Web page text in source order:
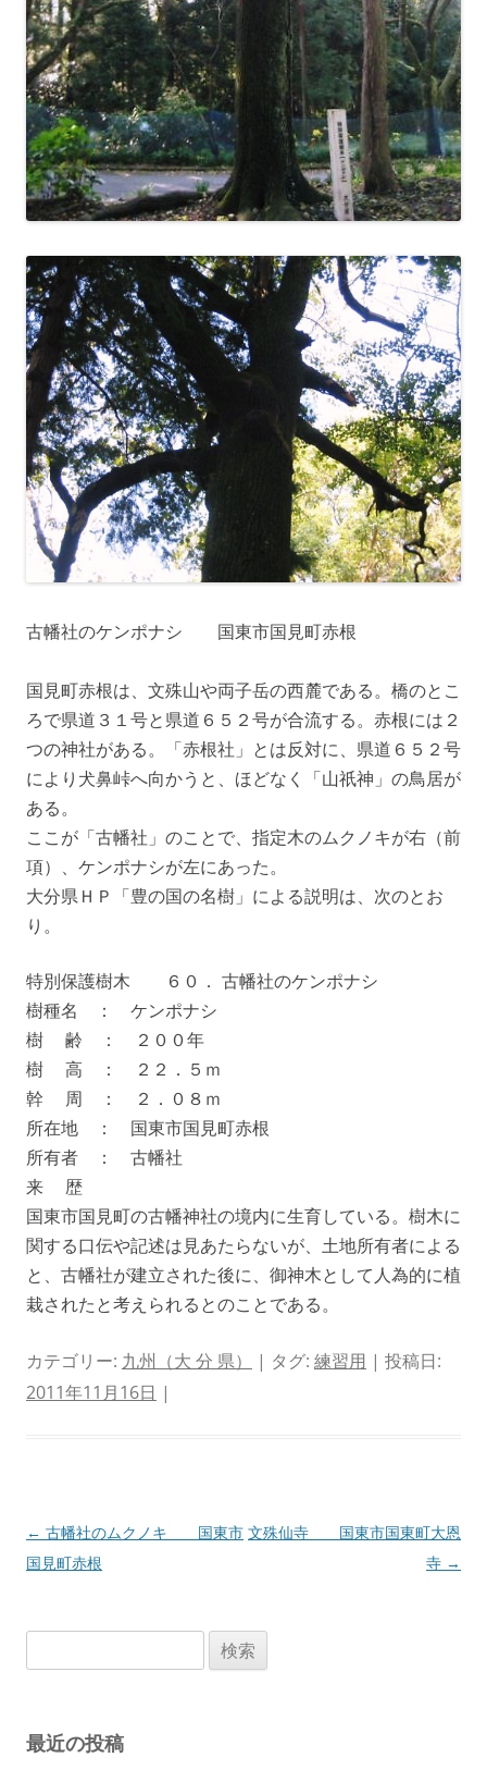
古幡社のケンポナシ 国東市国見町赤根
国見町赤根は、文殊山や両子岳の西麓である。橋のとこ
ろで県道３１号と県道６５２号が合流する。赤根には２
つの神社がある。「赤根社」とは反対に、県道６５２号
により犬鼻峠へ向かうと、ほどなく「山祇神」の鳥居が
ある。
ここが「古幡社」のことで、指定木のムクノキが右（前
項）、ケンポナシが左にあった。
大分県ＨＰ「豊の国の名樹」による説明は、次のとお
り。
特別保護樹木 ６０． 古幡社のケンポナシ
樹種名 ： ケンポナシ
樹 齢 ： ２００年
樹 高 ： ２２．５ｍ
幹 周 ： ２．０８ｍ
所在地 ： 国東市国見町赤根
所有者 ： 古幡社
来 歴
国東市国見町の古幡神社の境内に生育している。樹木に
関する口伝や記述は見あたらないが、土地所有者による
と、古幡社が建立された後に、御神木として人為的に植
栽されたと考えられるとのことである。
カテゴリー: 九州（大 分 県） | タグ: 練習用 | 投稿日:
2011年11月16日 |
投
稿
ョ
← 古幡社のムクノキ 国東市
国見町赤根
文殊仙寺 国東市国東町大恩
寺 →
索:
最近の投稿